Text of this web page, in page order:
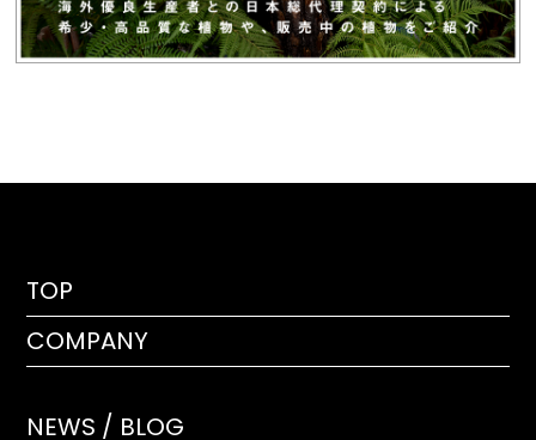
TOP
COMPANY
NEWS / BLOG